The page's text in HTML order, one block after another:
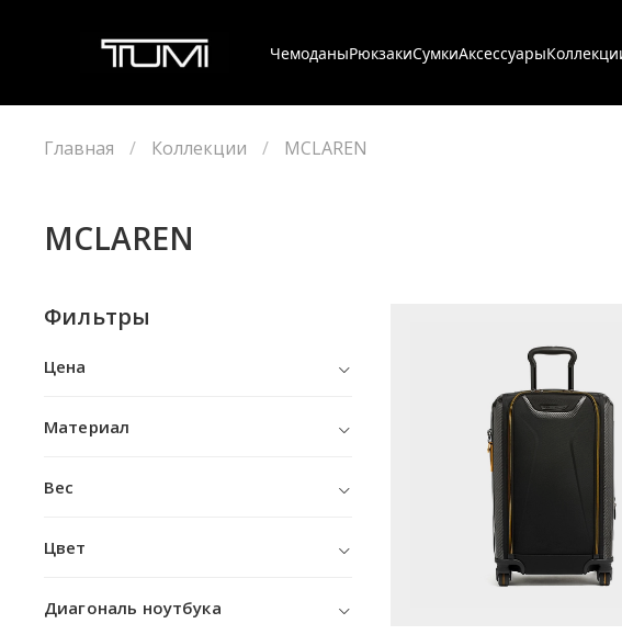
ЧемоданыРюкзакиСумкиАксессуары
Главная Коллекции MCLAREN
MCLAREN
Фильтры
Цена
Материал
Вес
Цвет
Диагональ ноутбука